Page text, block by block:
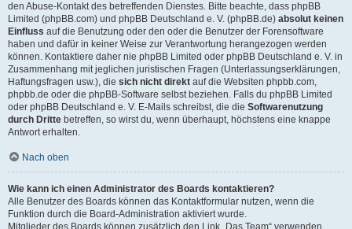
den Abuse-Kontakt des betreffenden Dienstes. Bitte beachte, dass phpBB
Limited (phpBB.com) und phpBB Deutschland e. V. (phpBB.de) absolut keinen
Einfluss auf die Benutzung oder den oder die Benutzer der Forensoftware
haben und dafür in keiner Weise zur Verantwortung herangezogen werden
können. Kontaktiere daher nie phpBB Limited oder phpBB Deutschland e. V. in
Zusammenhang mit jeglichen juristischen Fragen (Unterlassungserklärungen,
Haftungsfragen usw.), die sich nicht direkt auf die Websiten phpbb.com,
phpbb.de oder die phpBB-Software selbst beziehen. Falls du phpBB Limited
oder phpBB Deutschland e. V. E-Mails schreibst, die die Softwarenutzung
durch Dritte betreffen, so wirst du, wenn überhaupt, höchstens eine knappe
Antwort erhalten.
Nach oben
Wie kann ich einen Administrator des Boards kontaktieren?
Alle Benutzer des Boards können das Kontaktformular nutzen, wenn die
Funktion durch die Board-Administration aktiviert wurde.
Mitglieder des Boards können zusätzlich den Link „Das Team“ verwenden.